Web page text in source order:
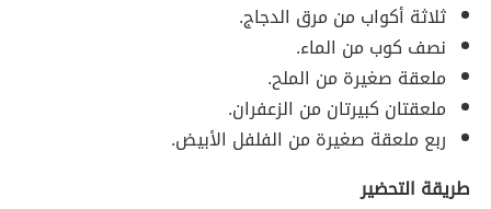
ثلاثة أكواب من مرق الدجاج.
نصف كوب من الماء.
ملعقة صغيرة من الملح.
ملعقتان كبيرتان من الزعفران.
ربع ملعقة صغيرة من الفلفل الأبيض.
طريقة التحضير